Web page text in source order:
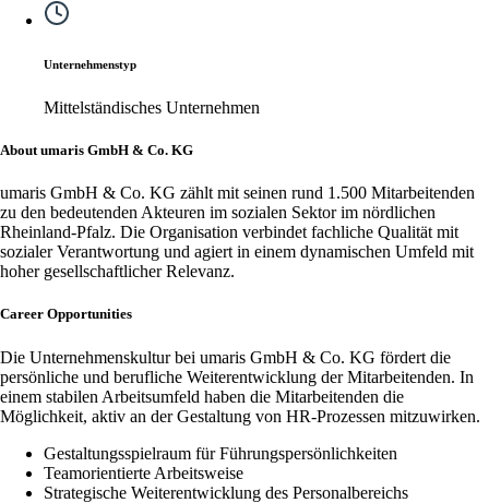
Unternehmenstyp
Mittelständisches Unternehmen
About umaris GmbH & Co. KG
umaris GmbH & Co. KG zählt mit seinen rund 1.500 Mitarbeitenden
zu den bedeutenden Akteuren im sozialen Sektor im nördlichen
Rheinland-Pfalz. Die Organisation verbindet fachliche Qualität mit
sozialer Verantwortung und agiert in einem dynamischen Umfeld mit
hoher gesellschaftlicher Relevanz.
Career Opportunities
Die Unternehmenskultur bei umaris GmbH & Co. KG fördert die
persönliche und berufliche Weiterentwicklung der Mitarbeitenden. In
einem stabilen Arbeitsumfeld haben die Mitarbeitenden die
Möglichkeit, aktiv an der Gestaltung von HR-Prozessen mitzuwirken.
Gestaltungsspielraum für Führungspersönlichkeiten
Teamorientierte Arbeitsweise
Strategische Weiterentwicklung des Personalbereichs